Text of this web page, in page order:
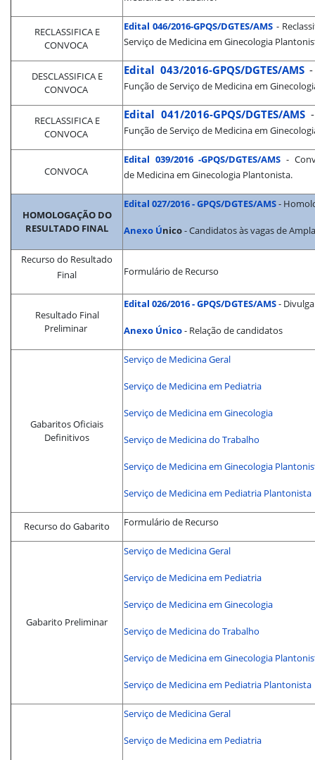
RECLASSIFICA E
CONVOCA
Edital 046/2016-GPQS/DGTES/AMS -
Serviço de Medicina em Ginecologia
DESCLASSIFICA E
CONVOCA
Edital 043/2016-GPQS/DGTES/AMS
Função de Serviço de Medicina em
RECLASSIFICA E
CONVOCA
Edital 041/2016-GPQS/DGTES/AMS
Função de Serviço de Medicina em
CONVOCA
Edital 039/2016 -GPQS/DGTES/AMS -
de Medicina em Ginecologia Plantonista.
HOMOLOGAÇÃO DO
RESULTADO FINAL
Edital 027/2016 - GPQS/DGTES/AMS-
Anexo Único- Candidatos às vagas de
Recurso do Resultado
Final
Formulário de Recurso
Resultado Final
Preliminar
Edital 026/2016 - GPQS/DGTES/AMS-
Anexo Único- Relação de candidatos
Gabaritos Oficiais
Definitivos
Serviço de Medicina Geral
Serviço de Medicina em Pediatria
Serviço de Medicina em Ginecologia
Serviço de Medicina do Trabalho
Serviço de Medicina em Ginecologia
Serviço de Medicina em Pediatria Plantonista
Recurso do Gabarito Formulário de Recurso
Gabarito Preliminar
Serviço de Medicina Geral
Serviço de Medicina em Pediatria
Serviço de Medicina em Ginecologia
Serviço de Medicina do Trabalho
Serviço de Medicina em Ginecologia
Serviço de Medicina em Pediatria Plantonista
Serviço de Medicina Geral
Serviço de Medicina em Pediatria